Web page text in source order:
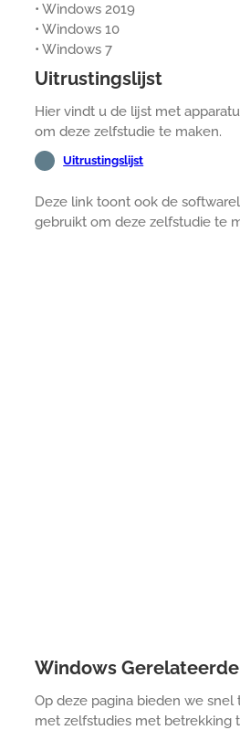
• Windows 2019
• Windows 10
• Windows 7
Uitrustingslijst
Hier vindt u de lijst met
om deze zelfstudie te maken.
Uitrustingslijst
Deze link toont ook de
gebruikt om deze zelfstudie te
Windows
Op deze pagina bieden we
met zelfstudies met betrekking